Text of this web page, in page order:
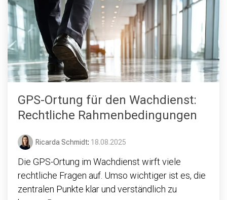
GPS-Ortung für den Wachdienst:
Rechtliche Rahmenbedingungen
Ricarda Schmidt: 18.08.2025
Die GPS-Ortung im Wachdienst wirft viele
rechtliche Fragen auf. Umso wichtiger ist es, die
zentralen Punkte klar und verständlich zu